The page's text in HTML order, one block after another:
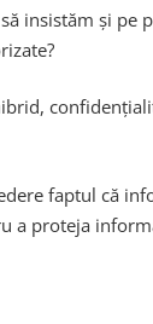
insistăm și
faptul că
a proteja